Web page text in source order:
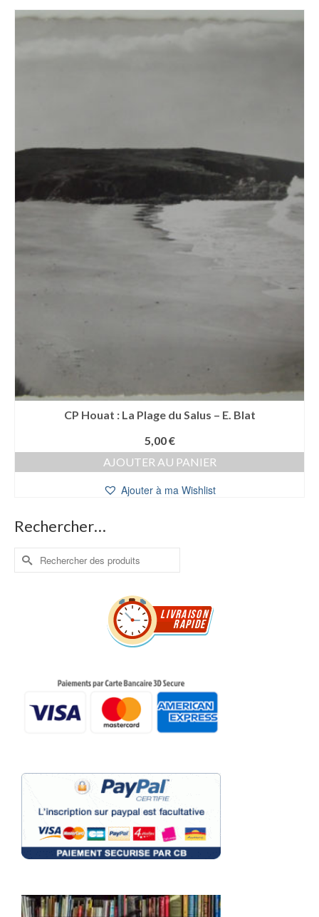
CP Houat : La Plage du Salus – E. Blat
5,00€
AJOUTER AU PANIER
Ajouter à ma Wishlist
Rechercher…
Rechercher :